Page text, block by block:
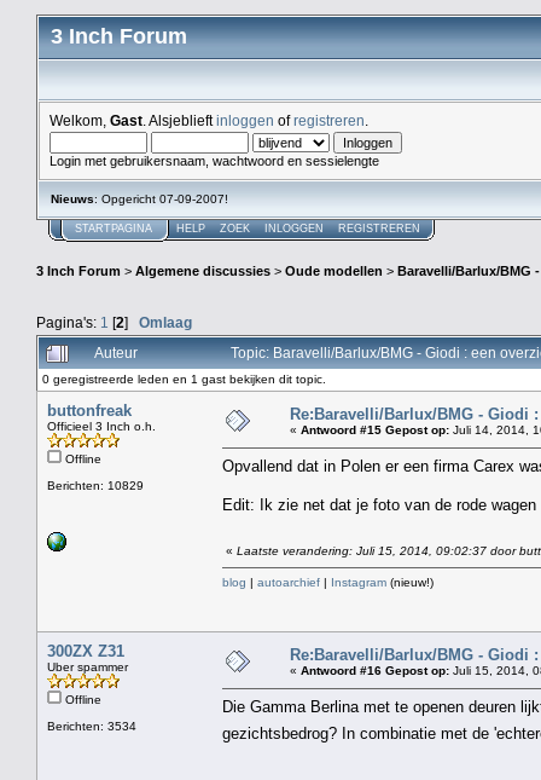
3 Inch Forum
Welkom, Gast . Alsjeblieftinloggen ofregistreren
Login met gebruikersnaam, wachtwoord en sessielengte
Nieuws: Opgericht 07-09-2007!
STARTPAGINA HELP ZOEK INLOGGEN REGISTREREN
3 Inch Forum > Algemene discussies > Oude modellen > Baravelli/Barlux/BMG
Pagina's: 1 [2] Omlaag
Auteur
Topic: Baravelli/Barlux/BMG - Giodi : een
0 geregistreerde leden en 1 gast bekijken dit topic.
buttonfreak
Officieel 3 Inch o.h.
Offline
Berichten: 10829
Re:Baravelli/Barlux/BMG - Giodi
« Antwoord #15 Gepost op: Juli 14, 2014,
Opvallend dat in Polen er een firma Carex
Edit: Ik zie net dat je foto van de rode
« Laatste verandering: Juli 15, 2014, 09:02:37 door
blog | autoarchief | Instagram (nieuw!)
300ZX Z31
Uber spammer
Offline
Berichten: 3534
Re:Baravelli/Barlux/BMG - Giodi
« Antwoord #16 Gepost op: Juli 15, 2014,
Die Gamma Berlina met te openen deuren
gezichtsbedrog? In combinatie met de